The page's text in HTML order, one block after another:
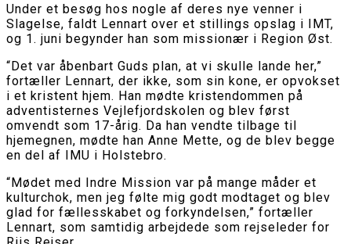
Under et besøg hos nogle af deres nye venner i
Slagelse, faldt Lennart over et stillings opslag i IMT,
og 1. juni begynder han som missionær i Region Øst.
“Det var åbenbart Guds plan, at vi skulle lande her,”
fortæller Lennart, der ikke, som sin kone, er opvokset
i et kristent hjem. Han mødte kristendommen på
adventisternes Vejlefjordskolen og blev først
omvendt som 17-årig. Da han vendte tilbage til
hjemegnen, mødte han Anne Mette, og de blev begge
en del af IMU i Holstebro.
“Mødet med Indre Mission var på mange måder et
kulturchok, men jeg følte mig godt modtaget og blev
glad for fællesskabet og forkyndelsen,” fortæller
Lennart, som samtidig arbejdede som rejseleder for